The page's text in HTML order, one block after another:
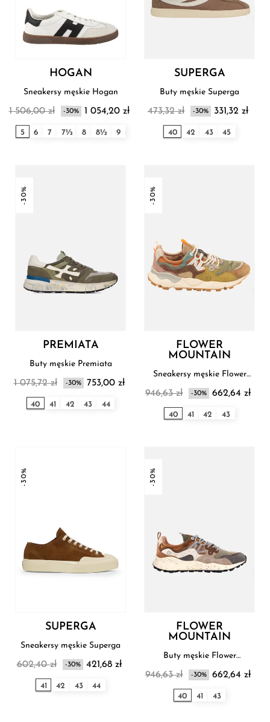
HOGAN
Sneakersy męskie Hogan
1 506,00 zł -30% 1 054,20 zł
5 6 7 7½ 8 8½ 9
SUPERGA
Buty męskie Superga
473,32 zł -30% 331,32 zł
40 42 43 45
-30%
PREMIATA
Buty męskie Premiata
1 075,72 zł -30% 753,00 zł
40 41 42 43 44
-30%
FLOWER
MOUNTAIN
Sneakersy męskie Flower
946,63 zł -30% 662,64 zł
40 41 42 43
-30%
SUPERGA
Sneakersy męskie Superga
602,40 zł -30% 421,68 zł
41 42 43 44
-30%
FLOWER
MOUNTAIN
Buty męskie Flower
946,63 zł -30% 662,64 zł
40 41 43